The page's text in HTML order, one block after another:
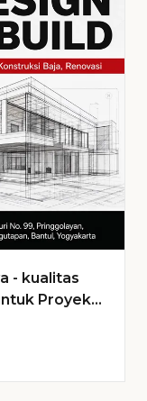
- kualitas
Proyek